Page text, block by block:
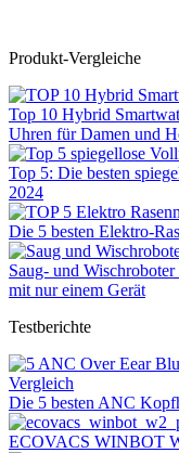
Produkt-Vergleiche
Top 10 Hybrid
Uhren für Damen und
Top 5: Die besten
2024
Die 5 besten Elektro-
Saug- und
mit nur einem Gerät
Testberichte
Die 5 besten ANC
ECOVACS WINBOT